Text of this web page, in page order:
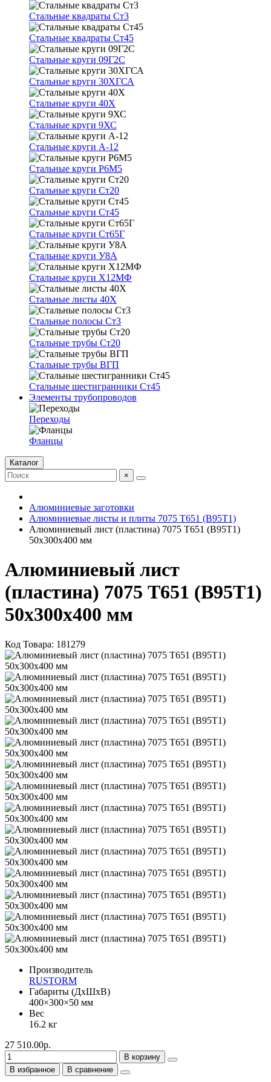
Стальные квадраты Ст3
Стальные квадраты Ст45
Стальные круги 09Г2С
Стальные круги 30ХГСА
Стальные круги 40Х
Стальные круги 9ХС
Стальные круги А-12
Стальные круги Р6М5
Стальные круги Ст20
Стальные круги Ст45
Стальные круги Ст65Г
Стальные круги У8А
Стальные круги Х12МФ
Стальные листы 40Х
Стальные полосы Ст3
Стальные трубы Ст20
Стальные трубы ВГП
Стальные шестигранники Ст45
Элементы трубопроводов
Переходы
Фланцы
Каталог
×
Алюминиевые заготовки
Алюминиевые листы и плиты 7075 Т651 (В95Т1)
Алюминиевый лист (пластина) 7075 Т651 (В95Т1)
50х300х400 мм
Алюминиевый лист
(пластина) 7075 Т651 (В95Т1)
50х300х400 мм
Код Товара: 181279
Производитель
RUSTORM
Габариты (ДхШхВ)
400×300×50 мм
Вес
16.2 кг
27 510.00р.
В корзину
В избранное
В сравнение